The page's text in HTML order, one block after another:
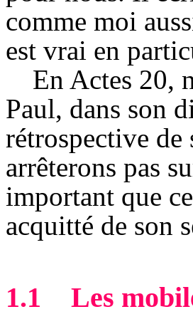
comme moi
est vrai en
En Actes 20,
Paul, dans son
rétrospective de
arrêterons pas
important que
acquitté de son
1.1 Les